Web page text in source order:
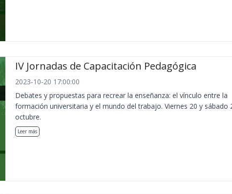
IV Jornadas de Capacitación Pedagógica
2023-10-20 17:00:00
Debates y propuestas para recrear la enseñanza: el vínculo entre la
formación universitaria y el mundo del trabajo. Viernes 20 y sábado
octubre.
Leer más